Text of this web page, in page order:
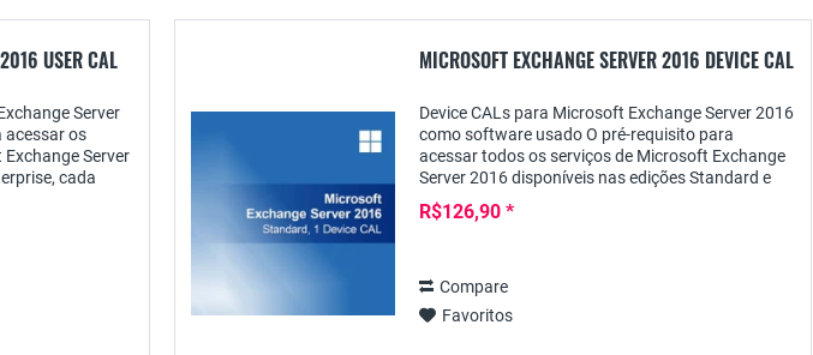
USER CAL
Server
acessar os
Server
cada
pessoal
MICROSOFT EXCHANGE SERVER 2016 DEVICE CAL
Device CALs para Microsoft Exchange Server 2016
como software usado O pré-requisito para
acessar todos os serviços de Microsoft Exchange
Server 2016 disponíveis nas edições Standard e
Enterprise é, além da licença real do servidor,
uma...
R$126,90 *
Compare
Favoritos